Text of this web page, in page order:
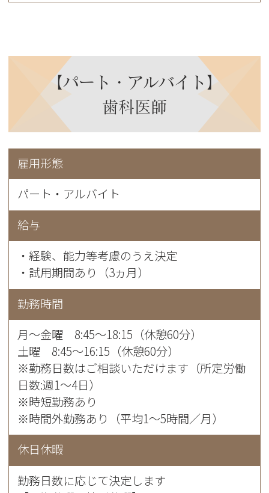
【パート・アルバイト】
歯科医師
雇用形態
パート・アルバイト
給与
・経験、能力等考慮のうえ決定
・試用期間あり（3ヵ月）
勤務時間
月〜金曜 8:45～18:15（休憩60分）
土曜 8:45～16:15（休憩60分）
※勤務日数はご相談いただけます（所定労働
日数:週1～4日）
※時短勤務あり
※時間外勤務あり（平均1～5時間／月）
休日休暇
勤務日数に応じて決定します